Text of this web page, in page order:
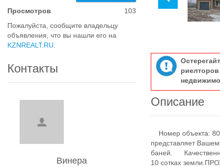
Просмотров
103
Пожалуйста, сообщите владельцу
объявления, что вы нашли его на
KZNREALT.RU
Контакты
Винера
Описание
Номер объекта:
представляет
баней.
10 сотках